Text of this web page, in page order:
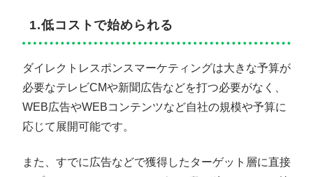
1.低コストで始められる
ダイレクトレスポンスマーケティングは大きな予算が
必要なテレビCMや新聞広告などを打つ必要がなく、
WEB広告やWEBコンテンツなど自社の規模や予算に
応じて展開可能です。
また、すでに広告などで獲得したターゲット層に直接